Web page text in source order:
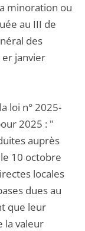
minoration ou
au III de
des
janvier
loi n° 2025-
2025 : "
auprès
10 octobre
locales
dues au
que leur
la valeur